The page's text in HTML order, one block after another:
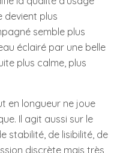
devient plus
semble plus
éclairé par une belle
plus calme, plus
en longueur ne joue
Il agit aussi sur le
stabilité, de lisibilité, de
discrète mais très